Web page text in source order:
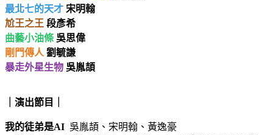
最北七的天才 宋明翰
尬王之王 段彥希
曲藝小油條 吳思偉
剛門傳人 劉毓謙
暴走外星生物 吳胤頡
｜演出節目｜
我的徒弟是AI 吳胤頡、宋明翰、黃逸豪